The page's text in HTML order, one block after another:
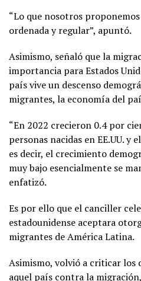
“Lo que nosotros
ordenada y regular”, apuntó.
Asimismo, señaló que la
importancia para Estados
país vive un descenso
migrantes, la economía del
“En 2022 crecieron 0.4 por
personas nacidas en EE.UU.
es decir, el crecimiento
muy bajo esencialmente se
enfatizó.
Es por ello que el canciller
estadounidense aceptara
migrantes de América Latina.
Asimismo, volvió a criticar los
aquel país contra la